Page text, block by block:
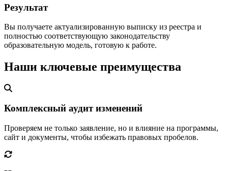
Результат
Вы получаете актуализированную выписку из реестра и
полностью соответствующую законодательству
образовательную модель, готовую к работе.
Наши ключевые преимущества
Комплексный аудит изменений
Проверяем не только заявление, но и влияние на программы,
сайт и документы, чтобы избежать правовых пробелов.